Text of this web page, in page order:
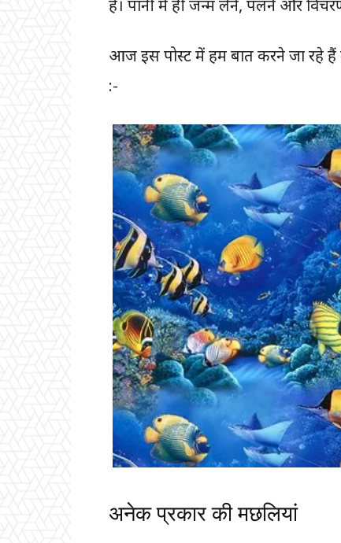
है। पानी में ही जन्म लेने, पलने और
आज इस पोस्ट में हम बात करने जा रहे
:-
अनेक प्रकार की मछलियां